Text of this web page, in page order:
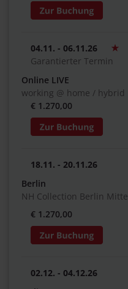
04.11. - 06.11.26
Garantierter Termin
Online LIVE
working @ home / hybrid
€ 1.270,00
18.11. - 20.11.26
Berlin
NH Collection Berlin Mitte
€ 1.270,00
02.12. - 04.12.26